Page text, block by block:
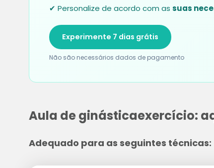
✔ Personalize de acordo com as suas
Experimente 7 dias grátis
Não são necessários dados de pagamento
Aula de ginásticaexercício:
Adequado para as seguintes técnicas: